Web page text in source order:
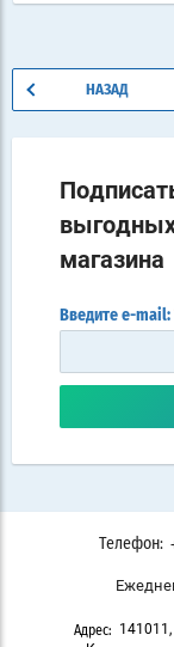
НАЗАД
магазина
Введите e-mail:
Телефон:
Адрес: